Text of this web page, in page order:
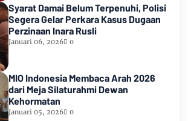
Syarat Damai Belum Terpenuhi, Polisi
Segera Gelar Perkara Kasus Dugaan
Perzinaan Inara Rusli
Januari 06, 2026 0
MIO Indonesia Membaca Arah 2026
dari Meja Silaturahmi Dewan
Kehormatan
Januari 05, 2026 0